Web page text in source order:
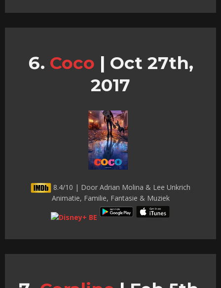
Coco | Oct 27th,
2017
8.4/10 | Door Adrian Molina & Lee Unkrich
Animatie, Familie, Fantasie & Muziek